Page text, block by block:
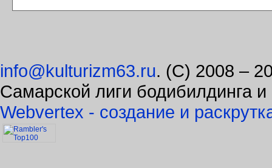
info@kulturizm63.ru. (C) 2008 –
Самарской лиги бодибилдинга
Webvertex - создание и